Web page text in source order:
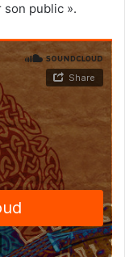
son public ».